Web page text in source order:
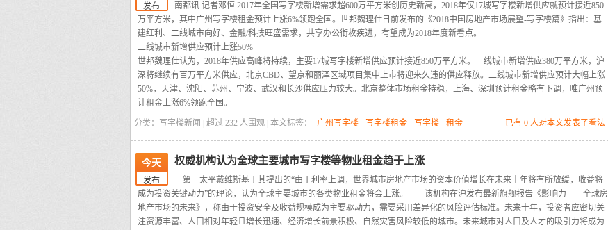
发布
南都讯 记者邓恒 2017年全国写字楼新增需求超600万平方米创历史新高，2018年仅17城写字楼新增供应就预计接近850
万平方米，其中广州写字楼租金预计上涨6%领跑全国。世邦魏理仕日前发布的《2018中国房地产市场展望-写字楼篇》指出：基
建红利、二线城市向好、金融/科技旺盛需求，共享办公衔枚疾进，有望成为2018年度新看点。
二线城市新增供应预计上涨50%
世邦魏理仕认为，2018年供应高峰将持续，主要17城写字楼新增供应预计接近850万平方米。一线城市新增供应380万平方米，沪
深将继续有百万平方米供应，北京CBD、望京和丽泽区域项目集中上市将迎来久违的供应释放。二线城市新增供应预计大幅上涨
50%，天津、沈阳、苏州、宁波、武汉和长沙供应压力较大。北京整体市场租金持稳，上海、深圳预计租金略有下调，唯广州预
计租金上涨6%领跑全国。
已有 0 人对本文发表了看法
分类：写字楼新闻 | 超过 232 人围观 | 本文标签： 广州写字楼 写字楼租金 写字楼 租金
今天
发布
权威机构认为全球主要城市写字楼等物业租金趋于上涨
第一太平戴维斯基于其提出的“由于利率上调，世界城市房地产市场的资本价值增长在未来十年将有所放缓，收益将
成为投资关键动力”的理论，认为全球主要城市的各类物业租金将会上涨。
该机构在沪发布最新旗舰报告《影响力——全球房
地产市场的未来》，称由于投资安全及收益规模成为主要驱动力，需要采用差异化的风险评估标准。未来十年，投资者应密切关
注资源丰富、人口相对年轻且增长迅速、经济增长前景积极、自然灾害风险较低的城市。未来城市对人口及人才的吸引力将成为